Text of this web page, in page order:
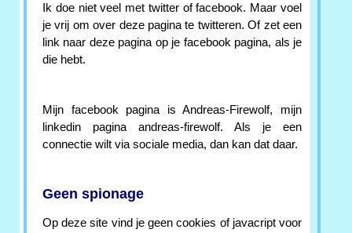
Ik doe niet veel met twitter of facebook. Maar voel
je vrij om over deze pagina te twitteren. Of zet een
link naar deze pagina op je facebook pagina, als je
die hebt.
Mijn facebook pagina is Andreas-Firewolf, mijn
linkedin pagina andreas-firewolf. Als je een
connectie wilt via sociale media, dan kan dat daar.
Geen spionage
Op deze site vind je geen cookies of javacript voor